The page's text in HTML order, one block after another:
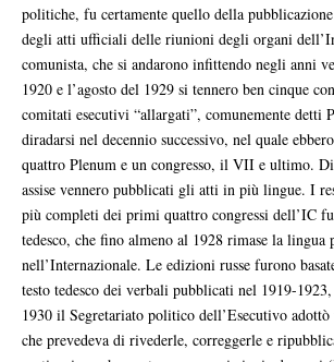
politiche, fu certamente quello della
degli atti ufficiali delle riunioni degli organi
comunista, che si andarono infittendo negli anni
1920 e l’agosto del 1929 si tennero ben cinque
comitati esecutivi “allargati”, comunemente detti
diradarsi nel decennio successivo, nel quale
quattro Plenum e un congresso, il VII e ultimo. Di
assise vennero pubblicati gli atti in più lingue. I
più completi dei primi quattro congressi dell’IC
tedesco, che fino almeno al 1928 rimase la lingua
nell’Internazionale. Le edizioni russe furono
testo tedesco dei verbali pubblicati nel 1919-
1930 il Segretariato politico dell’Esecutivo adottò
che prevedeva di rivederle, correggerle e